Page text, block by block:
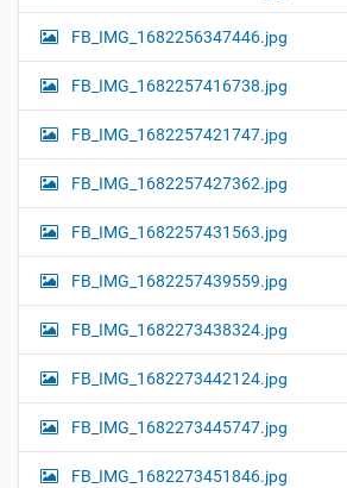
FB_IMG_1682256347446.jpg
FB_IMG_1682257416738.jpg
FB_IMG_1682257421747.jpg
FB_IMG_1682257427362.jpg
FB_IMG_1682257431563.jpg
FB_IMG_1682257439559.jpg
FB_IMG_1682273438324.jpg
FB_IMG_1682273442124.jpg
FB_IMG_1682273445747.jpg
FB_IMG_1682273451846.jpg